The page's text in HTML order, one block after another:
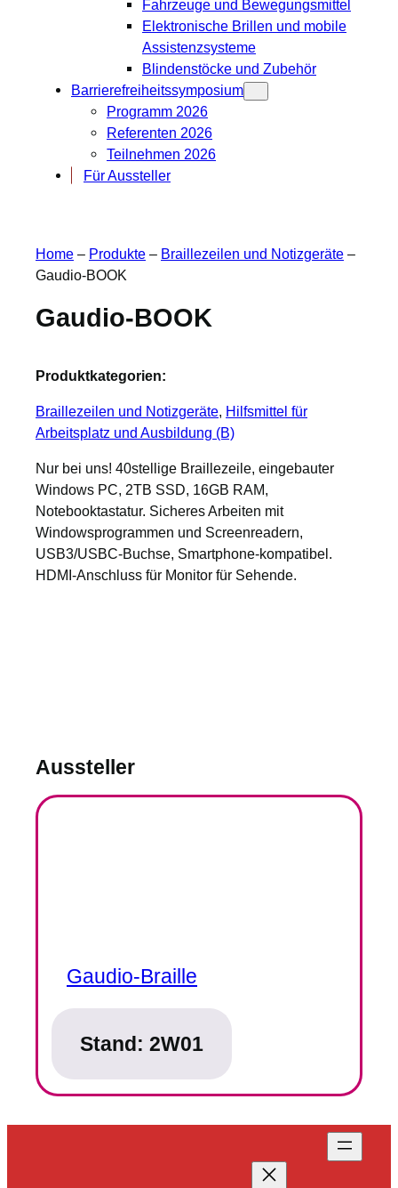
Fahrzeuge und Bewegungsmittel
Elektronische Brillen und mobile
Assistenzsysteme
Blindenstöcke und Zubehör
Barrierefreiheitssymposium
Programm 2026
Referenten 2026
Teilnehmen 2026
Für Aussteller
Home – Produkte – Braillezeilen und Notizgeräte –
Gaudio-BOOK
Gaudio-BOOK
Produktkategorien:
Braillezeilen und Notizgeräte, Hilfsmittel für
Arbeitsplatz und Ausbildung (B)
Nur bei uns! 40stellige Braillezeile, eingebauter
Windows PC, 2TB SSD, 16GB RAM,
Notebooktastatur. Sicheres Arbeiten mit
Windowsprogrammen und Screenreadern,
USB3/USBC-Buchse, Smartphone-kompatibel.
HDMI-Anschluss für Monitor für Sehende.
Aussteller
Gaudio-Braille
Stand: 2W01